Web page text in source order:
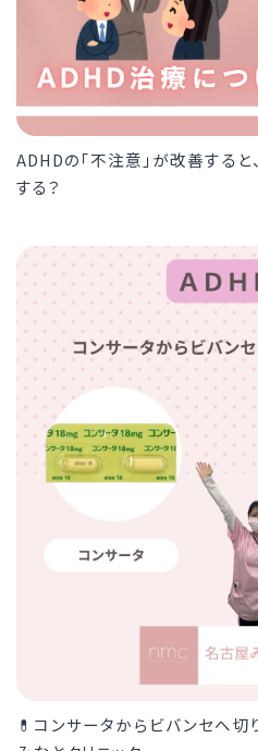
ADHDの「不注意」が改善する
する？
💊コンサータからビバンセへ